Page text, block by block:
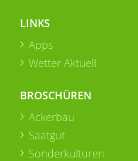
LINKS
Apps
Wetter Aktuell
BROSCHÜREN
Ackerbau
Saatgut
Sonderkulturen